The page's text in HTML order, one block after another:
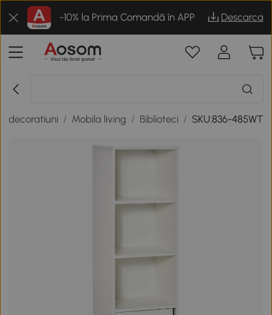
-10% la Prima Comandă în APP Descarca
decoratiuni / Mobila living / Biblioteci / SKU:836-485WT